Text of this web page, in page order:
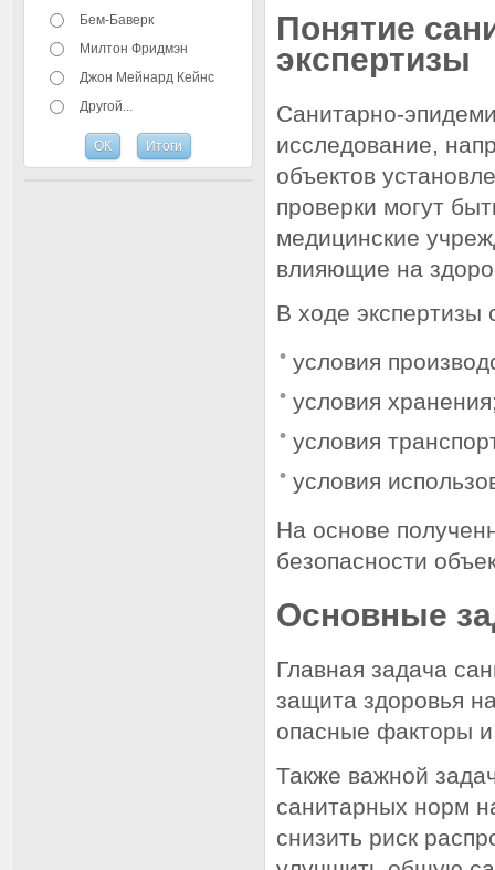
Бем-Баверк
Милтон Фридмэн
Джон Мейнард Кейнс
Другой...
Понятие
экспертизы
Санитарно-
исследование,
объектов
проверки могут
медицинские
влияющие на
В ходе экспертизы
условия
условия
условия
условия
На основе
безопасности
Основные
Главная задача
защита здоровья
опасные факторы и
Также важной
санитарных норм
снизить риск